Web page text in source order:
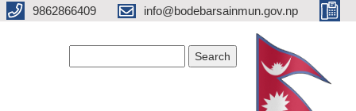
9862866409 info@bodebarsainmun.gov.np